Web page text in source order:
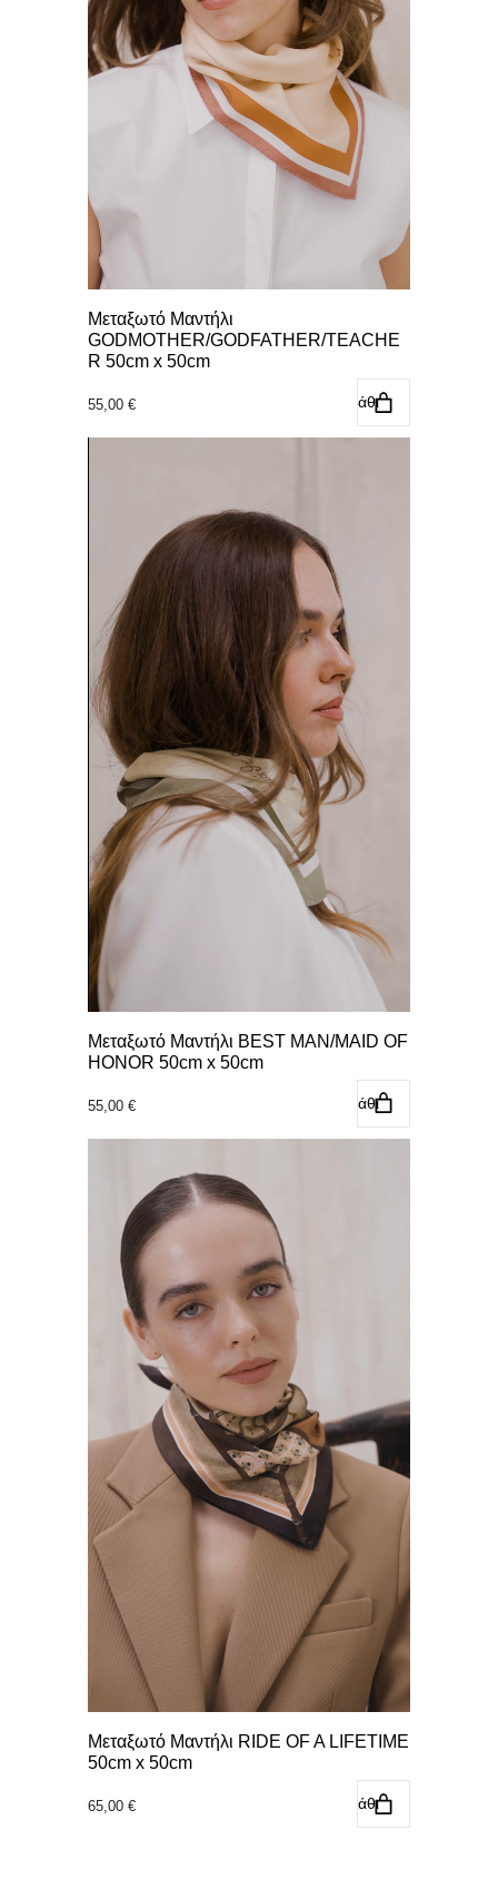
Μεταξωτό Μαντήλι
GODMOTHER/GODFATHER/TEACHE
R 50cm x 50cm
55,00 € Προσθήκη στο καλάθι
Μεταξωτό Μαντήλι BEST MAN/MAID OF
HONOR 50cm x 50cm
55,00 € Προσθήκη στο καλάθι
Μεταξωτό Μαντήλι RIDE OF A LIFETIME
50cm x 50cm
65,00 € Προσθήκη στο καλάθι